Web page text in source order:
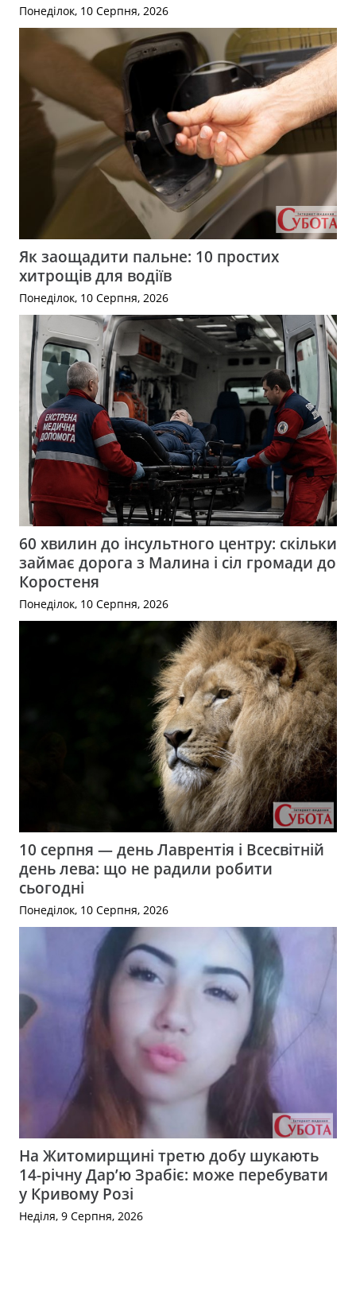
Понеділок, 10 Серпня, 2026
Як заощадити пальне: 10 простих
хитрощів для водіїв
Понеділок, 10 Серпня, 2026
60 хвилин до інсультного центру: скільки
займає дорога з Малина і сіл громади до
Коростеня
Понеділок, 10 Серпня, 2026
10 серпня — день Лаврентія і Всесвітній
день лева: що не радили робити
сьогодні
Понеділок, 10 Серпня, 2026
На Житомирщині третю добу шукають
14-річну Дар’ю Зрабіє: може перебувати
у Кривому Розі
Неділя, 9 Серпня, 2026